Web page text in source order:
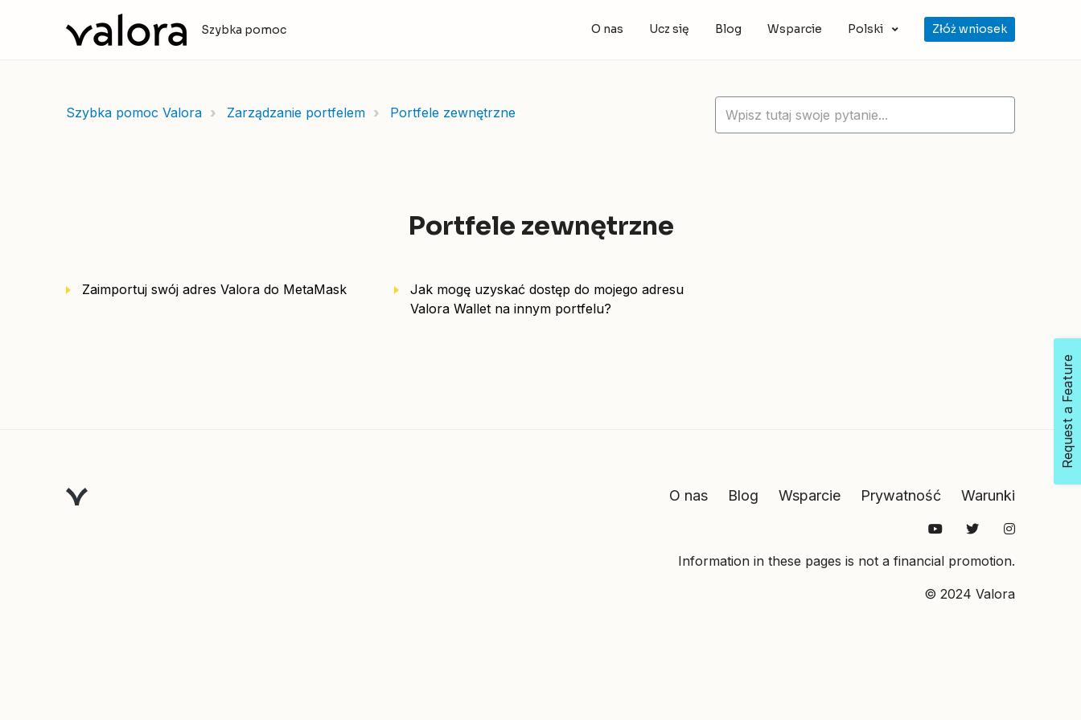
Szybka pomoc O nas Ucz się Blog Wsparcie Polski Złóż wniosek
Szybka pomoc Valora Zarządzanie portfelem Portfele zewnętrzne
Portfele zewnętrzne
Zaimportuj swój adres Valora do MetaMask
Jak mogę uzyskać dostęp do mojego adresu
Valora Wallet na innym portfelu?
O nas Blog Wsparcie Prywatność Warunki
Information in these pages is not a financial promotion.
© 2024 Valora
Request a Feature